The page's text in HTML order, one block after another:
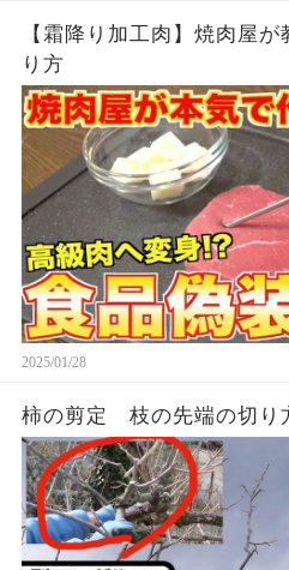
【霜降り加工肉】焼肉屋
り方
2025/01/28
柿の剪定 枝の先端の切り